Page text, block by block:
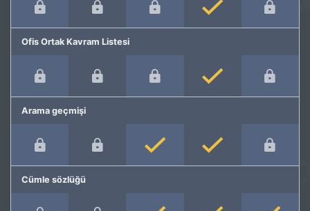
Ofis Ortak Kavram Listesi
Arama geçmişi
Cümle sözlüğü